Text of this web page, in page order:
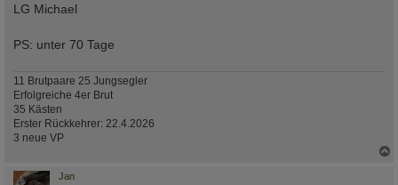
LG Michael
PS: unter 70 Tage
11 Brutpaare 25 Jungsegler
Erfolgreiche 4er Brut
35 Kästen
Erster Rückkehrer: 22.4.2026
3 neue VP
Jan